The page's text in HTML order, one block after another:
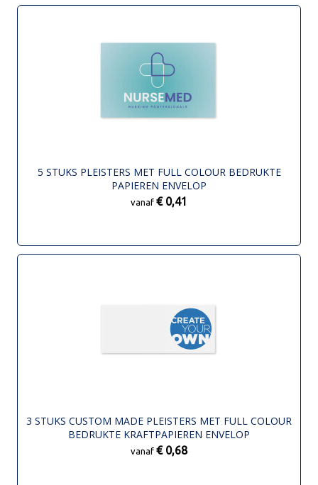
5 STUKS PLEISTERS MET FULL COLOUR BEDRUKTE
PAPIEREN ENVELOP
vanaf € 0,41
3 STUKS CUSTOM MADE PLEISTERS MET FULL COLOUR
BEDRUKTE KRAFTPAPIEREN ENVELOP
vanaf € 0,68